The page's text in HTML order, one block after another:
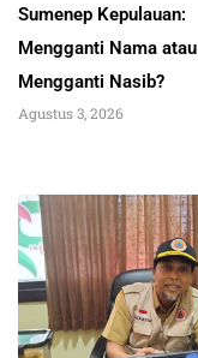
Sumenep Kepulauan:
Mengganti Nama atau
Mengganti Nasib?
Agustus 3, 2026